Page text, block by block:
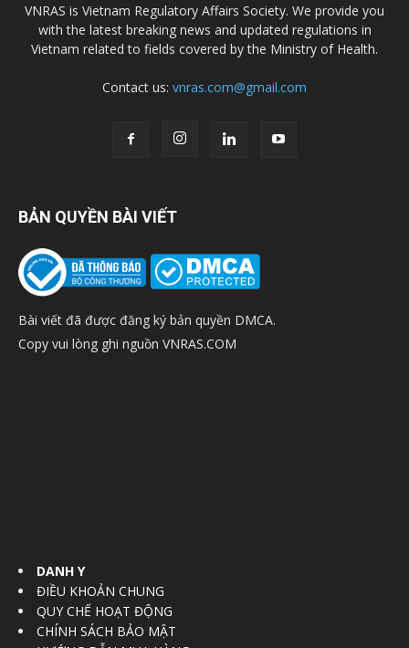
VNRAS is Vietnam Regulatory Affairs Society. We provide you
with the latest breaking news and updated regulations in
Vietnam related to fields covered by the Ministry of Health.
Contact us: vnras.com@gmail.com
BẢN QUYỀN BÀI VIẾT
Bài viết đã được đăng ký bản quyền DMCA.
Copy vui lòng ghi nguồn VNRAS.COM
DANH Y
ĐIỀU KHOẢN CHUNG
QUY CHẾ HOẠT ĐỘNG
CHÍNH SÁCH BẢO MẬT